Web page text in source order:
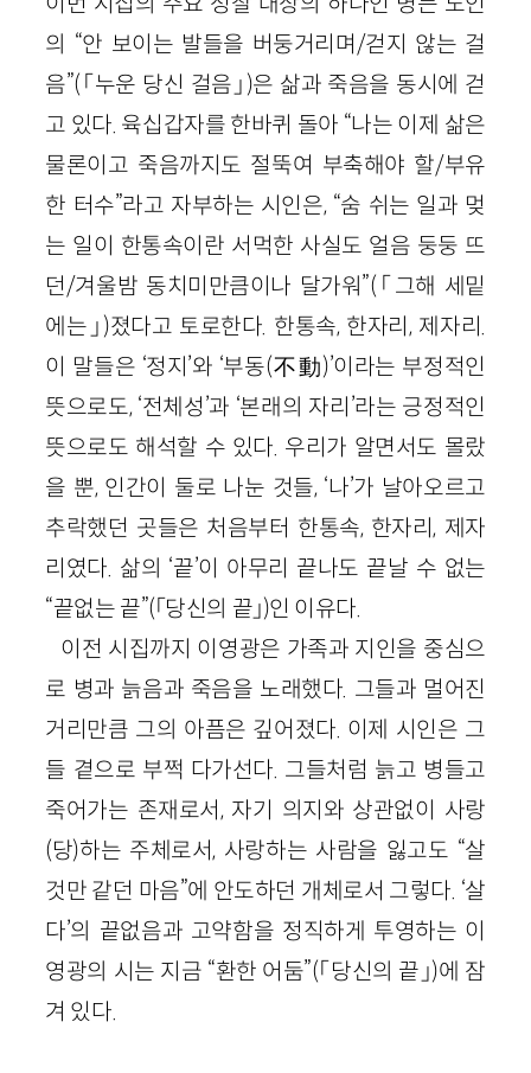
의 “안 보이는 발들을 버둥거리며/걷지 않는 걸
음”(「누운 당신 걸음」)은 삶과 죽음을 동시에 걷
고 있다. 육십갑자를 한바퀴 돌아 “나는 이제 삶은
물론이고 죽음까지도 절뚝여 부축해야 할/부유
한 터수”라고 자부하는 시인은, “숨 쉬는 일과 멎
는 일이 한통속이란 서먹한 사실도 얼음 둥둥 뜨
던/겨울밤 동치미만큼이나 달가워”(「그해 세밑
에는」)졌다고 토로한다. 한통속, 한자리, 제자리.
이 말들은 ‘정지’와 ‘부동(不動)’이라는 부정적인
뜻으로도, ‘전체성’과 ‘본래의 자리’라는 긍정적인
뜻으로도 해석할 수 있다. 우리가 알면서도 몰랐
을 뿐, 인간이 둘로 나눈 것들, ‘나’가 날아오르고
추락했던 곳들은 처음부터 한통속, 한자리, 제자
리였다. 삶의 ‘끝’이 아무리 끝나도 끝날 수 없는
“끝없는 끝”(「당신의 끝」)인 이유다.
이전 시집까지 이영광은 가족과 지인을 중심으
로 병과 늙음과 죽음을 노래했다. 그들과 멀어진
거리만큼 그의 아픔은 깊어졌다. 이제 시인은 그
들 곁으로 부쩍 다가선다. 그들처럼 늙고 병들고
죽어가는 존재로서, 자기 의지와 상관없이 사랑
(당)하는 주체로서, 사랑하는 사람을 잃고도 “살
것만 같던 마음”에 안도하던 개체로서 그렇다. ‘살
다’의 끝없음과 고약함을 정직하게 투영하는 이
영광의 시는 지금 “환한 어둠”(「당신의 끝」)에 잠
겨 있다.